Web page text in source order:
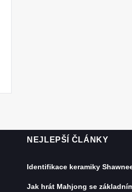
NEJLEPŠÍ ČLÁNKY
Identifikace keramiky
Jak hrát Mahjong se